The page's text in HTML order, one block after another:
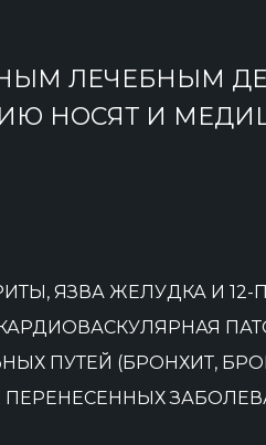
ЯЗВА ЖЕЛУДКА И 12-
ПУТЕЙ (БРОНХИТ,
ЛЕЧЕБНЫМ
НОСЯТ И